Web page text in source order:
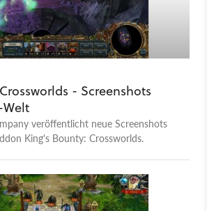
- Screenshots
Welt
veröffentlicht neue Screenshots
King's Bounty: Crossworlds.